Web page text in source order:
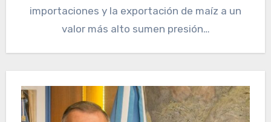
importaciones y la exportación de maíz a un
valor más alto sumen presión…